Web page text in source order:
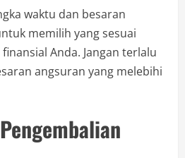
waktu dan besaran
memilih yang sesuai
Anda. Jangan terlalu
angsuran yang melebihi